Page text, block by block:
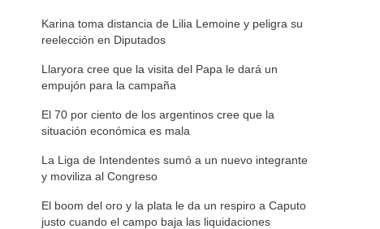
Karina toma distancia de Lilia Lemoine y peligra su
reelección en Diputados
Llaryora cree que la visita del Papa le dará un
empujón para la campaña
El 70 por ciento de los argentinos cree que la
situación económica es mala
La Liga de Intendentes sumó a un nuevo integrante
y moviliza al Congreso
El boom del oro y la plata le da un respiro a Caputo
justo cuando el campo baja las liquidaciones